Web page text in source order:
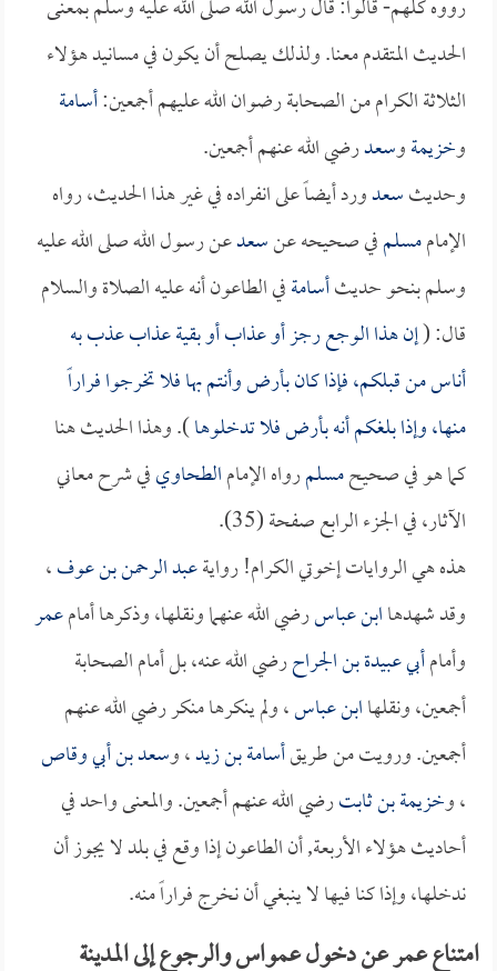
رووه كلهم- قالوا: قال رسول الله صلى الله عليه وسلم بمعنى
الحديث المتقدم معنا. ولذلك يصلح أن يكون في مسانيد هؤلاء
الثلاثة الكرام من الصحابة رضوان الله عليهم أجمعين:أسامة
وخزيمةوسعدرضي الله عنهم أجمعين.
وحديثسعدورد أيضاً على انفراده في غير هذا الحديث، رواه
الإماممسلمفي صحيحه عنسعدعن رسول الله صلى الله عليه
وسلم بنحو حديثأسامةفي الطاعون أنه عليه الصلاة والسلام
قال: (إن هذا الوجع رجز أو عذاب أو بقية عذاب عذب به
أناس من قبلكم، فإذا كان بأرض وأنتم بها فلا تخرجوا فراراً
منها، وإذا بلغكم أنه بأرض فلا تدخلوها). وهذا الحديث هنا
كما هو في صحيحمسلمرواه الإمامالطحاويفي شرح معاني
الآثار، في الجزء الرابع صفحة (35).
هذه هي الروايات إخوتي الكرام! روايةعبد الرحمن بن عوف،
وقد شهدهاابن عباسرضي الله عنهما ونقلها، وذكرها أمامعمر
وأمامأبي عبيدة بن الجراحرضي الله عنه، بل أمام الصحابة
أجمعين، ونقلهاابن عباس، ولم ينكرها منكر رضي الله عنهم
أجمعين. ورويت من طريقأسامة بن زيد، وسعد بن أبي وقاص
، وخزيمة بن ثابترضي الله عنهم أجمعين. والمعنى واحد في
أحاديث هؤلاء الأربعة, أن الطاعون إذا وقع في بلد لا يجوز أن
ندخلها، وإذا كنا فيها لا ينبغي أن نخرج فراراً منه.
امتناع عمر عن دخول عمواس والرجوع إلى المدينة